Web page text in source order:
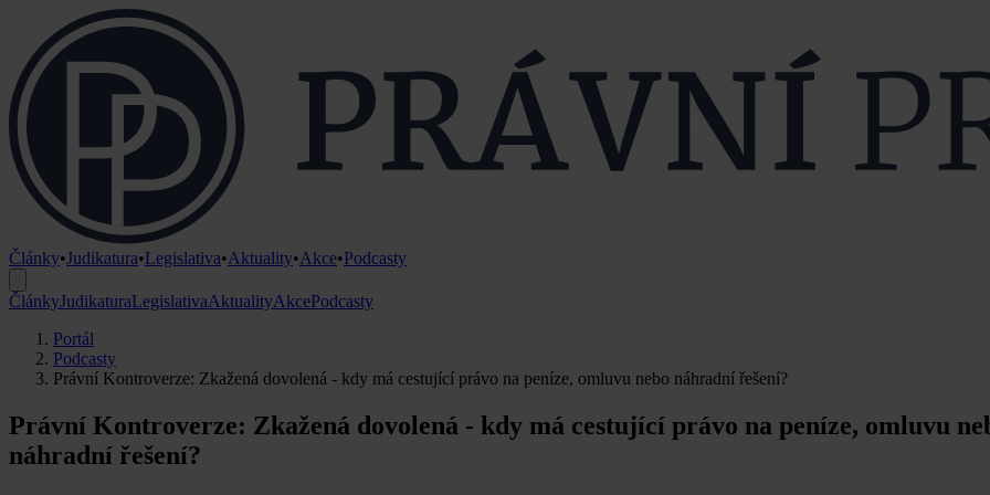
Články•Judikatura•Legislativa•Aktuality•Akce•Podcasty
ČlánkyJudikaturaLegislativaAktualityAkcePodcasty
Portál
Podcasty
Právní Kontroverze: Zkažená dovolená - kdy má cestující právo na peníze, omluvu nebo náhradní řešení?
Právní Kontroverze: Zkažená dovolená - kdy má cestující právo na peníze, omluvu
náhradní řešení?